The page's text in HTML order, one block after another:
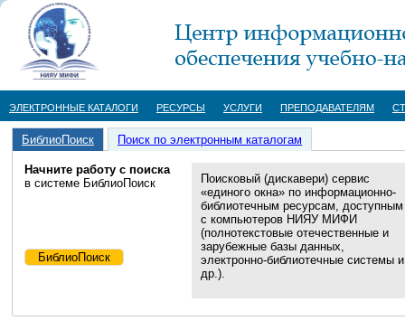
ЭЛЕКТРОННЫЕ КАТАЛОГИ РЕСУРСЫ УСЛУГИ ПРЕПОДАВАТЕЛЯМ
БиблиоПоиск Поиск по электронным каталогам
Начните работу с поиска
в системе БиблиоПоиск
Поисковый (дискавери) сервис
«единого окна» по информационно-
библиотечным ресурсам, доступным
с компьютеров НИЯУ МИФИ
(полнотекстовые отечественные и
зарубежные базы данных,
электронно-библиотечные системы и
др.).